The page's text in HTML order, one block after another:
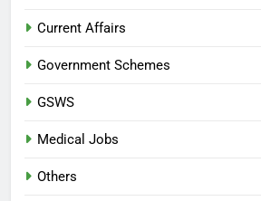
Current Affairs
Government Schemes
GSWS
Medical Jobs
Others